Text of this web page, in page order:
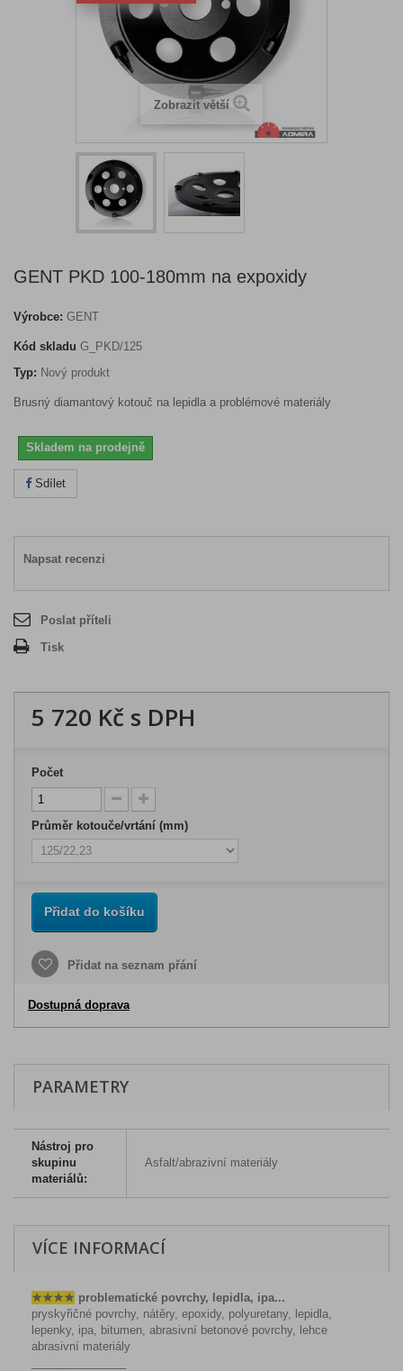
Zobrazit větší
GENT PKD 100-180mm na expoxidy
Výrobce: GENT
Kód skladu G_PKD/125
Typ: Nový produkt
Brusný diamantový kotouč na lepidla a problémové materiály
Skladem na prodejně
Sdílet
Napsat recenzi
Poslat příteli
Tisk
5 720 Kč s DPH
Počet
Průměr kotouče/vrtání (mm)
Přidat do košíku
Přidat na seznam přání
Dostupná doprava
PARAMETRY
Nástroj pro
skupinu
materiálů:
Asfalt/abrazivní materiály
VÍCE INFORMACÍ
★★★★ problematické povrchy, lepidla, ipa...
pryskyřičné povrchy, nátěry, epoxidy, polyuretany, lepidla,
lepenky, ipa, bitumen, abrasivní betonové povrchy, lehce
abrasivní materiály